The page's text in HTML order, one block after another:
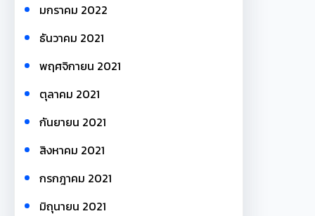
มกราคม 2022
ธันวาคม 2021
พฤศจิกายน 2021
ตุลาคม 2021
กันยายน 2021
สิงหาคม 2021
กรกฎาคม 2021
มิถุนายน 2021